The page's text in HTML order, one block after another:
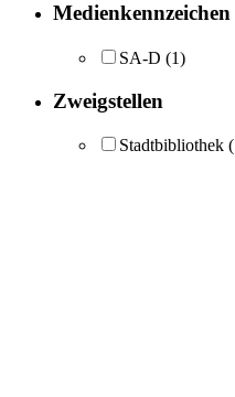
Medienkennzeichen
SA-D (1)
Zweigstellen
Stadtbibliothek